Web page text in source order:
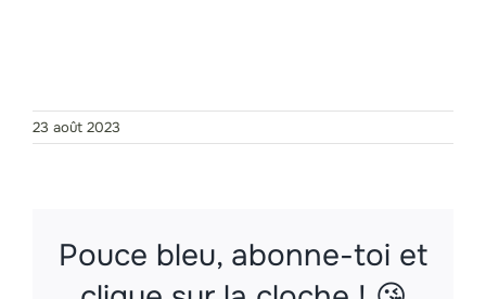
23 août 2023
Pouce bleu, abonne-toi et